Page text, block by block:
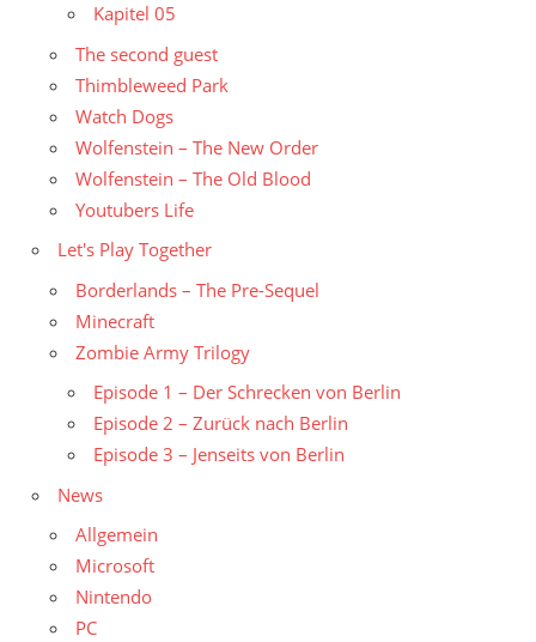
Kapitel 05
The second guest
Thimbleweed Park
Watch Dogs
Wolfenstein – The New Order
Wolfenstein – The Old Blood
Youtubers Life
Let's Play Together
Borderlands – The Pre-Sequel
Minecraft
Zombie Army Trilogy
Episode 1 – Der Schrecken von Berlin
Episode 2 – Zurück nach Berlin
Episode 3 – Jenseits von Berlin
News
Allgemein
Microsoft
Nintendo
PC